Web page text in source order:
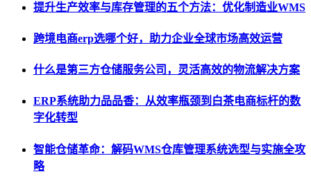
提升生产效率与库存管理的五个方法：优化制造业WMS
跨境电商erp选哪个好，助力企业全球市场高效运营
什么是第三方仓储服务公司，灵活高效的物流解决方案
ERP系统助力品品香：从效率瓶颈到白茶电商标杆的数
字化转型
智能仓储革命：解码WMS仓库管理系统选型与实施全攻
略